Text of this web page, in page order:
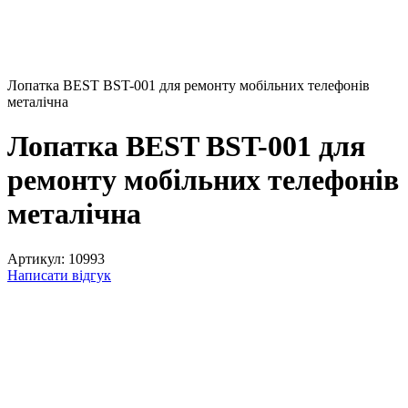
Лопатка BEST BST-001 для ремонту мобільних телефонів
металічна
Лопатка BEST BST-001 для
ремонту мобільних телефонів
металічна
Артикул: 10993
Написати відгук